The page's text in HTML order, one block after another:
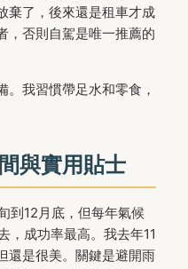
棄了，後來還是租車才成
，否則自駕是唯一推薦的
我習慣帶足水和零食，
與實用貼士
到12月底，但每年氣候
，成功率最高。我去年11
還是很美。關鍵是避開雨